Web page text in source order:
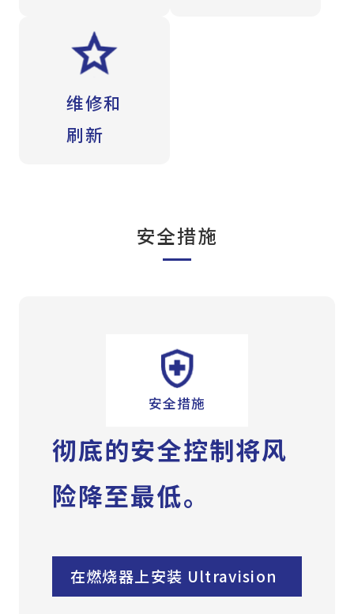
维修和
刷新
安全措施
安全措施
彻底的安全控制将风
险降至最低。
在燃烧器上安装 Ultravision